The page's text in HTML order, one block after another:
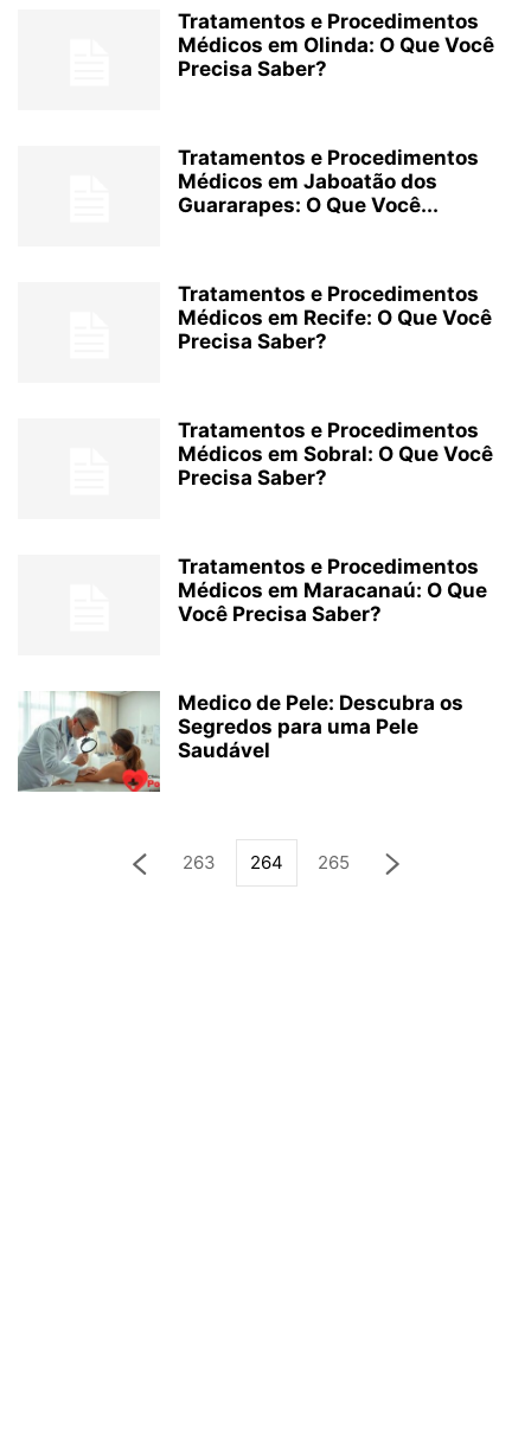
Tratamentos e Procedimentos
Médicos em Olinda: O Que Você
Precisa Saber?
Tratamentos e Procedimentos
Médicos em Jaboatão dos
Guararapes: O Que Você...
Tratamentos e Procedimentos
Médicos em Recife: O Que Você
Precisa Saber?
Tratamentos e Procedimentos
Médicos em Sobral: O Que Você
Precisa Saber?
Tratamentos e Procedimentos
Médicos em Maracanaú: O Que
Você Precisa Saber?
Medico de Pele: Descubra os
Segredos para uma Pele
Saudável
263 264 265